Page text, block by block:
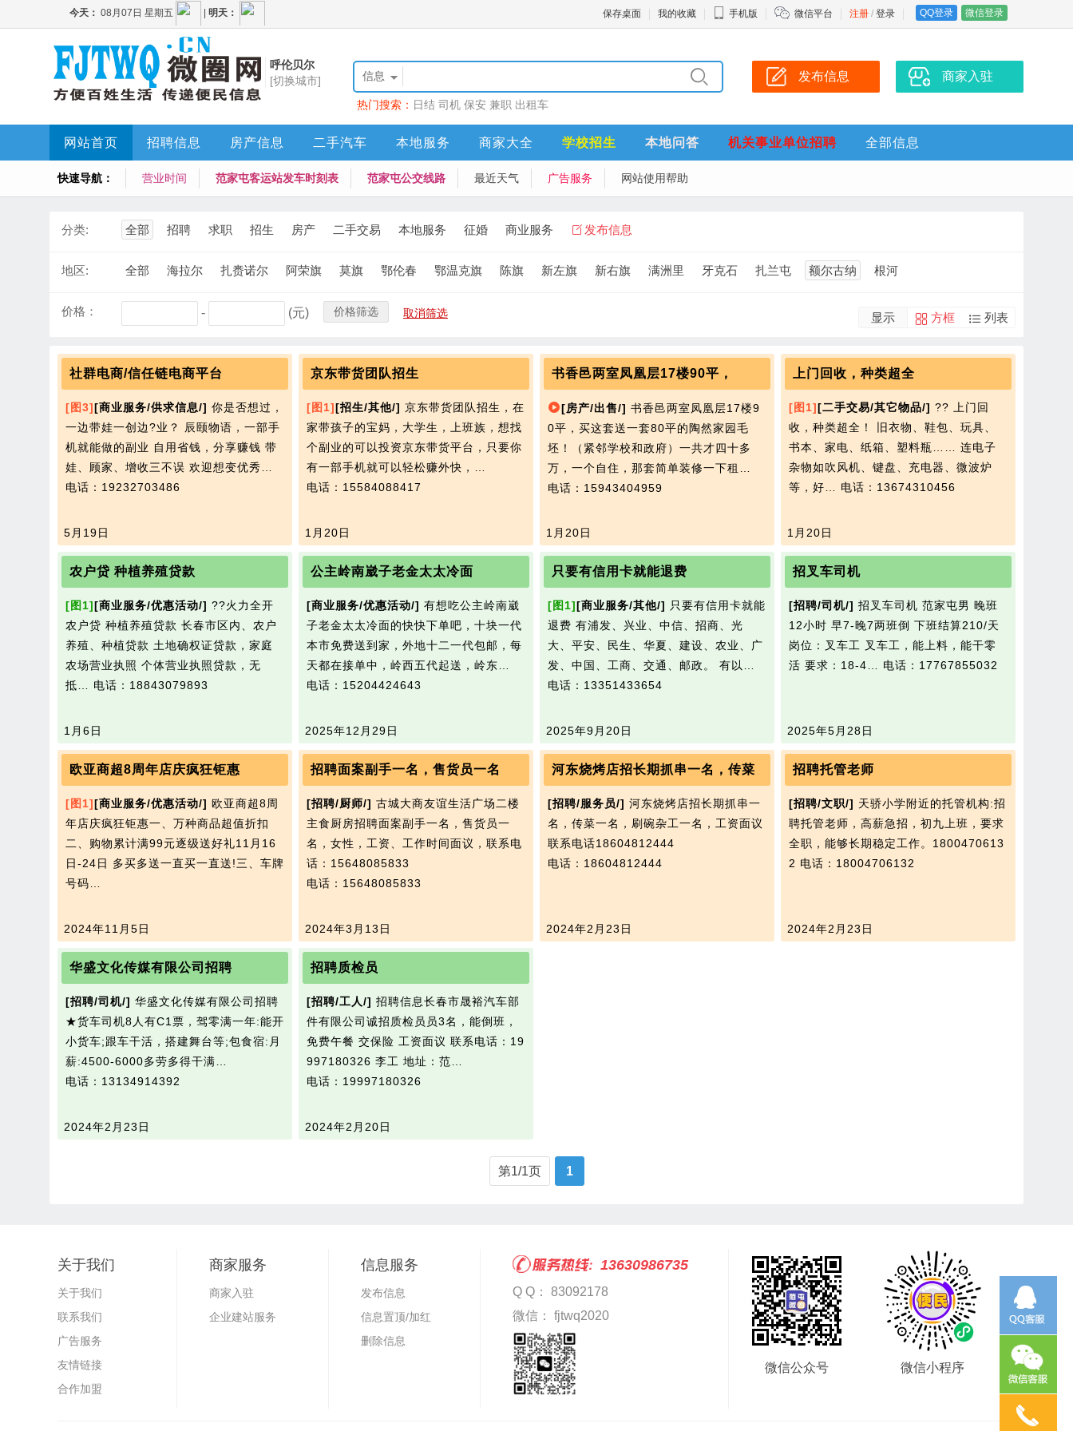
注册 / 登录 QQ登录 微信登录
保存桌面 我的收藏 手机版 微信平台
呼伦贝尔
[切换城市]
信息
热门搜索： 日结 司机 保安 兼职 出租车
发布信息 商家入驻
网站首页 招聘信息 房产信息 二手汽车 本地服务 商家大全 学校招生 本地问答 机关事业单位招聘 全部信息
快速导航： 营业时间 范家屯客运站发车时刻表 范家屯公交线路 最近天气 广告服务 网站使用帮助
分类: 全部 招聘 求职 招生 房产 二手交易 本地服务 征婚 商业服务 发布信息
地区: 全部 海拉尔 扎赉诺尔 阿荣旗 莫旗 鄂伦春 鄂温克旗 陈旗 新左旗 新右旗 满洲里 牙克石 扎兰屯 额尔古纳 根河
价格： - (元) 价格筛选 取消筛选 显示 方框 列表
社群电商/信任链电商平台
[图3][商业服务/供求信息/] 你是否想过，
一边带娃一创边?业？ 辰颐物语，一部手
机就能做的副业 自用省钱，分享赚钱 带
娃、顾家、增收三不误 欢迎想变优秀…
电话：19232703486
5月19日
京东带货团队招生
[图1][招生/其他/] 京东带货团队招生，在
家带孩子的宝妈，大学生，上班族，想找
个副业的可以投资京东带货平台，只要你
有一部手机就可以轻松赚外快，…
电话：15584088417
1月20日
书香邑两室凤凰层17楼90平，
[房产/出售/] 书香邑两室凤凰层17楼9
0平，买这套送一套80平的陶然家园毛
坯！（紧邻学校和政府）一共才四十多
万，一个自住，那套简单装修一下租…
电话：15943404959
1月20日
上门回收，种类超全
[图1][二手交易/其它物品/] ?? 上门回
收，种类超全！ 旧衣物、鞋包、玩具、
书本、家电、纸箱、塑料瓶…… 连电子
杂物如吹风机、键盘、充电器、微波炉
等，好… 电话：13674310456
1月20日
农户贷 种植养殖贷款
[图1][商业服务/优惠活动/] ??火力全开
农户贷 种植养殖贷款 长春市区内、农户
养殖、种植贷款 土地确权证贷款，家庭
农场营业执照 个体营业执照贷款，无
抵… 电话：18843079893
1月6日
公主岭南崴子老金太太冷面
[商业服务/优惠活动/] 有想吃公主岭南崴
子老金太太冷面的快快下单吧，十块一代
本市免费送到家，外地十二一代包邮，每
天都在接单中，岭西五代起送，岭东…
电话：15204424643
2025年12月29日
只要有信用卡就能退费
[图1][商业服务/其他/] 只要有信用卡就能
退费 有浦发、兴业、中信、招商、光
大、平安、民生、华夏、建设、农业、广
发、中国、工商、交通、邮政。 有以…
电话：13351433654
2025年9月20日
招叉车司机
[招聘/司机/] 招叉车司机 范家屯男 晚班
12小时 早7-晚7两班倒 下班结算210/天
岗位：叉车工 叉车工，能上料，能干零
活 要求：18-4… 电话：17767855032
2025年5月28日
欧亚商超8周年店庆疯狂钜惠
[图1][商业服务/优惠活动/] 欧亚商超8周
年店庆疯狂钜惠一、万种商品超值折扣
二、购物累计满99元逐级送好礼11月16
日-24日 多买多送一直买一直送!三、车牌
号码…
2024年11月5日
招聘面案副手一名，售货员一名
[招聘/厨师/] 古城大商友谊生活广场二楼
主食厨房招聘面案副手一名，售货员一
名，女性，工资、工作时间面议，联系电
话：15648085833
电话：15648085833
2024年3月13日
河东烧烤店招长期抓串一名，传菜
[招聘/服务员/] 河东烧烤店招长期抓串一
名，传菜一名，刷碗杂工一名，工资面议
联系电话18604812444
电话：18604812444
2024年2月23日
招聘托管老师
[招聘/文职/] 天骄小学附近的托管机构:招
聘托管老师，高薪急招，初九上班，要求
全职，能够长期稳定工作。1800470613
2 电话：18004706132
2024年2月23日
华盛文化传媒有限公司招聘
[招聘/司机/] 华盛文化传媒有限公司招聘
★货车司机8人有C1票，驾零满一年:能开
小货车;跟车干活，搭建舞台等;包食宿:月
薪:4500-6000多劳多得干满…
电话：13134914392
2024年2月23日
招聘质检员
[招聘/工人/] 招聘信息长春市晟裕汽车部
件有限公司诚招质检员员3名，能倒班，
免费午餐 交保险 工资面议 联系电话：19
997180326 李工 地址：范…
电话：19997180326
2024年2月20日
第1/1页 1
关于我们
关于我们
联系我们
广告服务
友情链接
合作加盟
商家服务
商家入驻
企业建站服务
信息服务
发布信息
信息置顶/加红
删除信息
13630986735
Q Q： 83092178
微信： fjtwq2020
微信公众号 微信小程序